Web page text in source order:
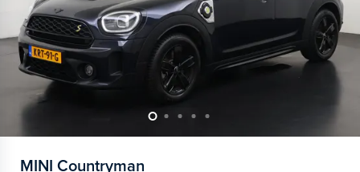
MINI Countryman